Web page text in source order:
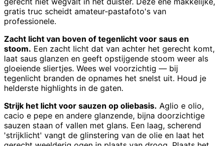
gratis truc scheidt amateur-pastafoto's van
professionele.
Zacht licht van boven of tegenlicht voor saus en
stoom. Een zacht licht dat van achter het gerecht komt,
laat saus glanzen en geeft opstijgende stoom weer als
gloeiende sliertjes. Wees wel voorzichtig — bij
tegenlicht branden de opnames het snelst uit. Houd je
helderste highlights in de gaten.
Strijk het licht voor sauzen op oliebasis. Aglio e olio,
cacio e pepe en andere glanzende, bijna doorzichtige
sauzen staan of vallen met glans. Een laag, scherend
'strijklicht' vangt de glinstering van de olie en laat het